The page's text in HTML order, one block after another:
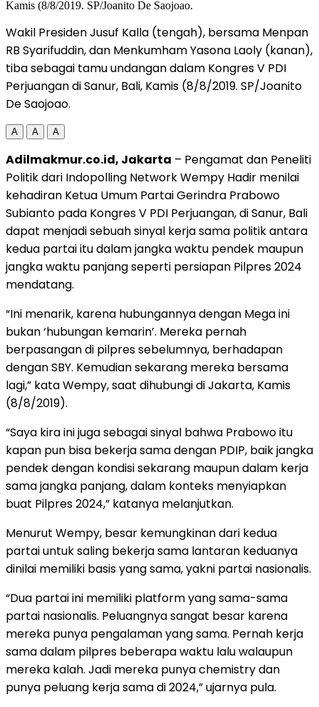
Wakil Presiden Jusuf Kalla (tengah), bersama Menpan
RB Syarifuddin, dan Menkumham Yasona Laoly (kanan),
tiba sebagai tamu undangan dalam Kongres V PDI
Perjuangan di Sanur, Bali, Kamis (8/8/2019. SP/Joanito
De Saojoao.
A A A
Adilmakmur.co.id, Jakarta – Pengamat dan Peneliti
Politik dari Indopolling Network Wempy Hadir menilai
kehadiran Ketua Umum Partai Gerindra Prabowo
Subianto pada Kongres V PDI Perjuangan, di Sanur, Bali
dapat menjadi sebuah sinyal kerja sama politik antara
kedua partai itu dalam jangka waktu pendek maupun
jangka waktu panjang seperti persiapan Pilpres 2024
mendatang.
“Ini menarik, karena hubungannya dengan Mega ini
bukan ‘hubungan kemarin’. Mereka pernah
berpasangan di pilpres sebelumnya, berhadapan
dengan SBY. Kemudian sekarang mereka bersama
lagi,” kata Wempy, saat dihubungi di Jakarta, Kamis
(8/8/2019).
“Saya kira ini juga sebagai sinyal bahwa Prabowo itu
kapan pun bisa bekerja sama dengan PDIP, baik jangka
pendek dengan kondisi sekarang maupun dalam kerja
sama jangka panjang, dalam konteks menyiapkan
buat Pilpres 2024,” katanya melanjutkan.
Menurut Wempy, besar kemungkinan dari kedua
partai untuk saling bekerja sama lantaran keduanya
dinilai memiliki basis yang sama, yakni partai nasionalis.
“Dua partai ini memiliki platform yang sama-sama
partai nasionalis. Peluangnya sangat besar karena
mereka punya pengalaman yang sama. Pernah kerja
sama dalam pilpres beberapa waktu lalu walaupun
mereka kalah. Jadi mereka punya chemistry dan
punya peluang kerja sama di 2024,” ujarnya pula.